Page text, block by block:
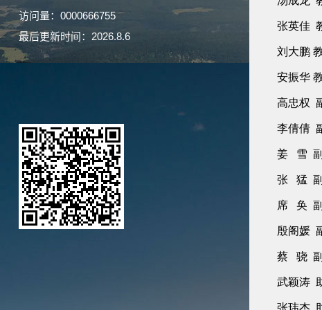
访问量： 0000666755
最后更新时间： 2026.8.6